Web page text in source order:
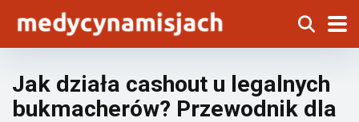
Jak działa cashout u legalnych
bukmacherów? Przewodnik dla